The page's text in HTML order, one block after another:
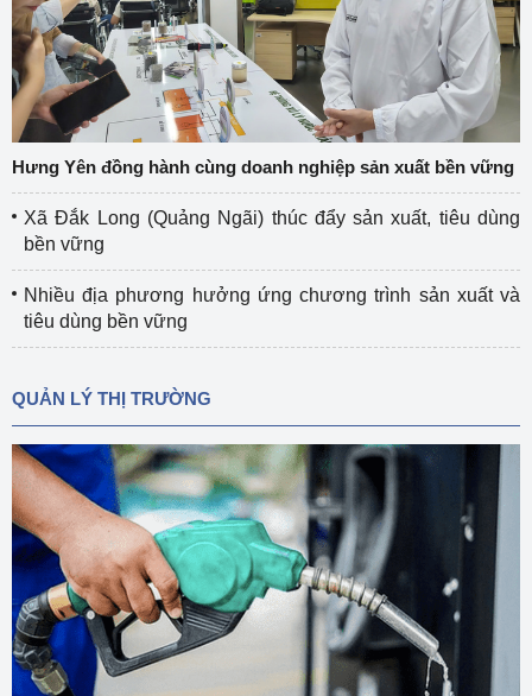
Hưng Yên đồng hành cùng doanh nghiệp sản xuất bền vững
Xã Đắk Long (Quảng Ngãi) thúc đẩy sản xuất, tiêu dùng
bền vững
Nhiều địa phương hưởng ứng chương trình sản xuất và
tiêu dùng bền vững
QUẢN LÝ THỊ TRƯỜNG